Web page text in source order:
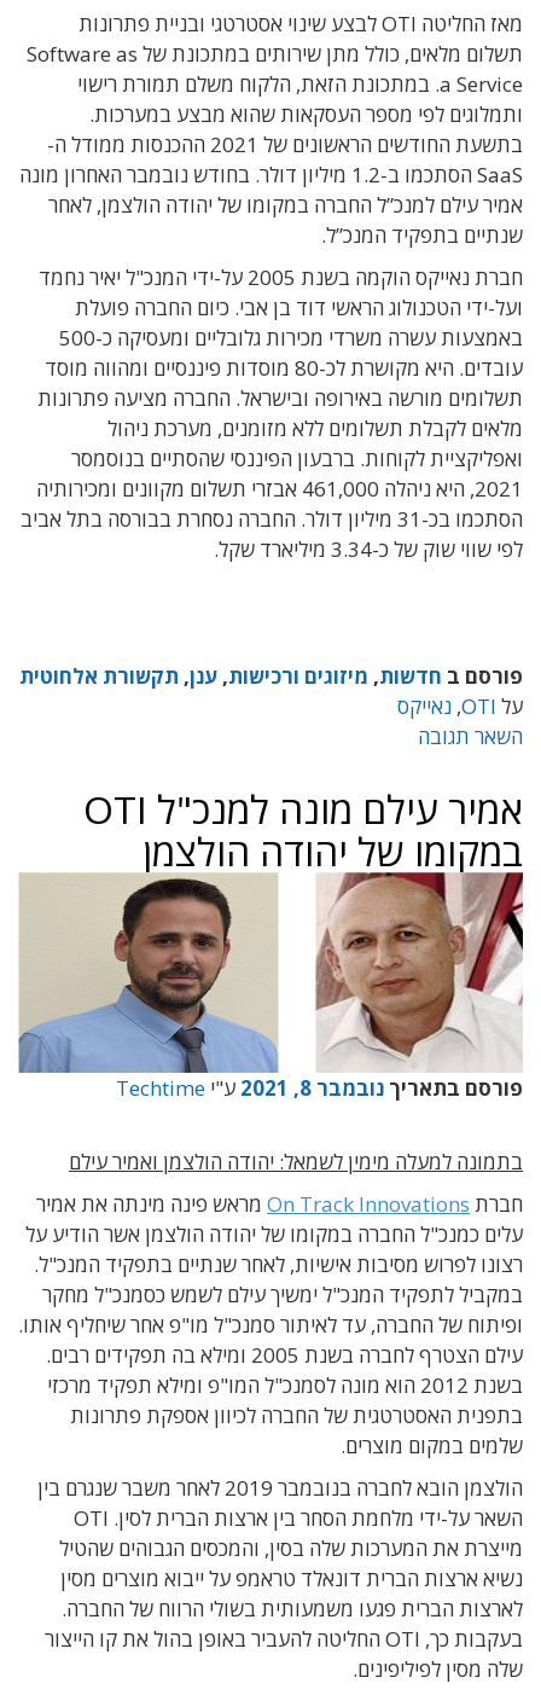
מאז החליטה OTI לבצע שינוי אסטרטגי ובניית פתרונות
תשלום מלאים, כולל מתן שירותים במתכונת של Software as
a Service. במתכונת הזאת, הלקוח משלם תמורת רישוי
ותמלוגים לפי מספר העסקאות שהוא מבצע במערכות.
בתשעת החודשים הראשונים של 2021 ההכנסות ממודל ה-
SaaS הסתכמו ב-1.2 מיליון דולר. בחודש נובמבר האחרון מונה
אמיר עילם למנכ”ל החברה במקומו של יהודה הולצמן, לאחר
שנתיים בתפקיד המנכ”ל.
חברת נאייקס הוקמה בשנת 2005 על-ידי המנכ"ל יאיר נחמד
ועל-ידי הטכנולוג הראשי דוד בן אבי. כיום החברה פועלת
באמצעות עשרה משרדי מכירות גלובליים ומעסיקה כ-500
עובדים. היא מקושרת לכ-80 מוסדות פיננסיים ומהווה מוסד
תשלומים מורשה באירופה ובישראל. החברה מציעה פתרונות
מלאים לקבלת תשלומים ללא מזומנים, מערכת ניהול
ואפליקציית לקוחות. ברבעון הפיננסי שהסתיים בנוסמסר
2021, היא ניהלה 461,000 אבזרי תשלום מקוונים ומכירותיה
הסתכמו בכ-31 מיליון דולר. החברה נסחרת בבורסה בתל אביב
לפי שווי שוק של כ-3.34 מיליארד שקל.
פורסם ב חדשות, מיזוגים ורכישות, ענן, תקשורת אלחוטית
על OTI
, נאייקס
השאר תגובה
אמיר עילם מונה למנכ"ל OTI
במקומו של יהודה הולצמן
פורסם בתאריך נובמבר 8, 2021 ע"י Techtime
בתמונה למעלה מימין לשמאל: יהודה הולצמן ואמיר עילם
חברת On Track Innovations מראש פינה מינתה את אמיר
עלים כמנכ"ל החברה במקומו של יהודה הולצמן אשר הודיע על
רצונו לפרוש מסיבות אישיות, לאחר שנתיים בתפקיד המנכ"ל.
במקביל לתפקיד המנכ"ל ימשיך עילם לשמש כסמנכ"ל מחקר
ופיתוח של החברה, עד לאיתור סמנכ"ל מו"פ אחר שיחליף אותו.
עילם הצטרף לחברה בשנת 2005 ומילא בה תפקידים רבים.
בשנת 2012 הוא מונה לסמנכ"ל המו"פ ומילא תפקיד מרכזי
בתפנית האסטרטגית של החברה לכיוון אספקת פתרונות
שלמים במקום מוצרים.
הולצמן הובא לחברה בנובמבר 2019 לאחר משבר שנגרם בין
השאר על-ידי מלחמת הסחר בין ארצות הברית לסין. OTI
מייצרת את המערכות שלה בסין, והמכסים הגבוהים שהטיל
נשיא ארצות הברית דונאלד טראמפ על ייבוא מוצרים מסין
לארצות הברית פגעו משמעותית בשולי הרווח של החברה.
בעקבות כך, OTI החליטה להעביר באופן בהול את קו הייצור
שלה מסין לפיליפינים.